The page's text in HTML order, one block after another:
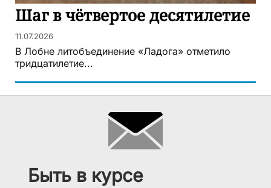
Шаг в чётвертое десятилетие
11.07.2026
В Лобне литобъединение «Ладога» отметило
тридцатилетие...
Быть в курсе